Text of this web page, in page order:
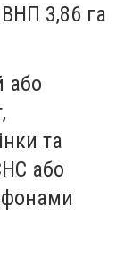
3,86 га
або
та
або